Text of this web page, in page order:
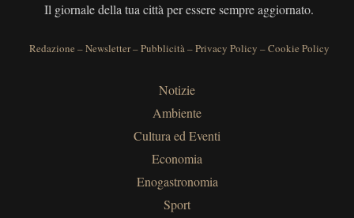
Il giornale della tua città per essere sempre aggiornato.
Redazione –Newsletter–Pubblicità–Privacy Policy –Cookie Policy
Notizie
Ambiente
Cultura ed Eventi
Economia
Enogastronomia
Sport